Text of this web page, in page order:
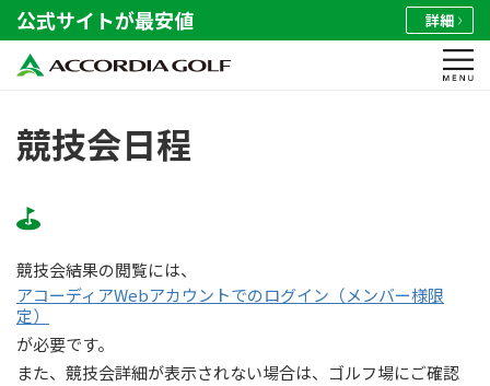
公式サイトが最安値 詳細
競技会日程
競技会結果の閲覧には、
アコーディアWebアカウントでのログイン（メンバー様限
定）
が必要です。
また、競技会詳細が表示されない場合は、ゴルフ場にご確認